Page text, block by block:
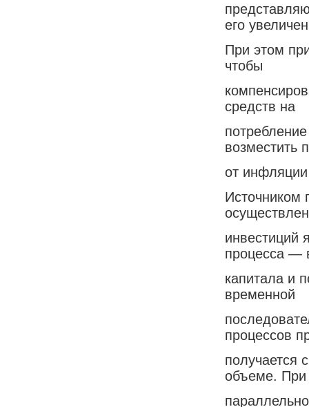
его
При этом
чтобы
средств на
возместить
от
Источником
инвестиций
процесса —
капитала и
временной
процессов
получается
объеме. При